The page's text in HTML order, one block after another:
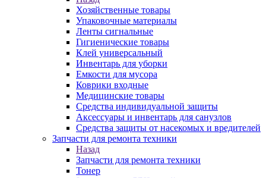
Хозяйственные товары
Упаковочные материалы
Ленты сигнальные
Гигиенические товары
Клей универсальный
Инвентарь для уборки
Емкости для мусора
Коврики входные
Медицинские товары
Средства индивидуальной защиты
Аксессуары и инвентарь для санузлов
Средства защиты от насекомых и вредителей
Запчасти для ремонта техники
Назад
Запчасти для ремонта техники
Тонер